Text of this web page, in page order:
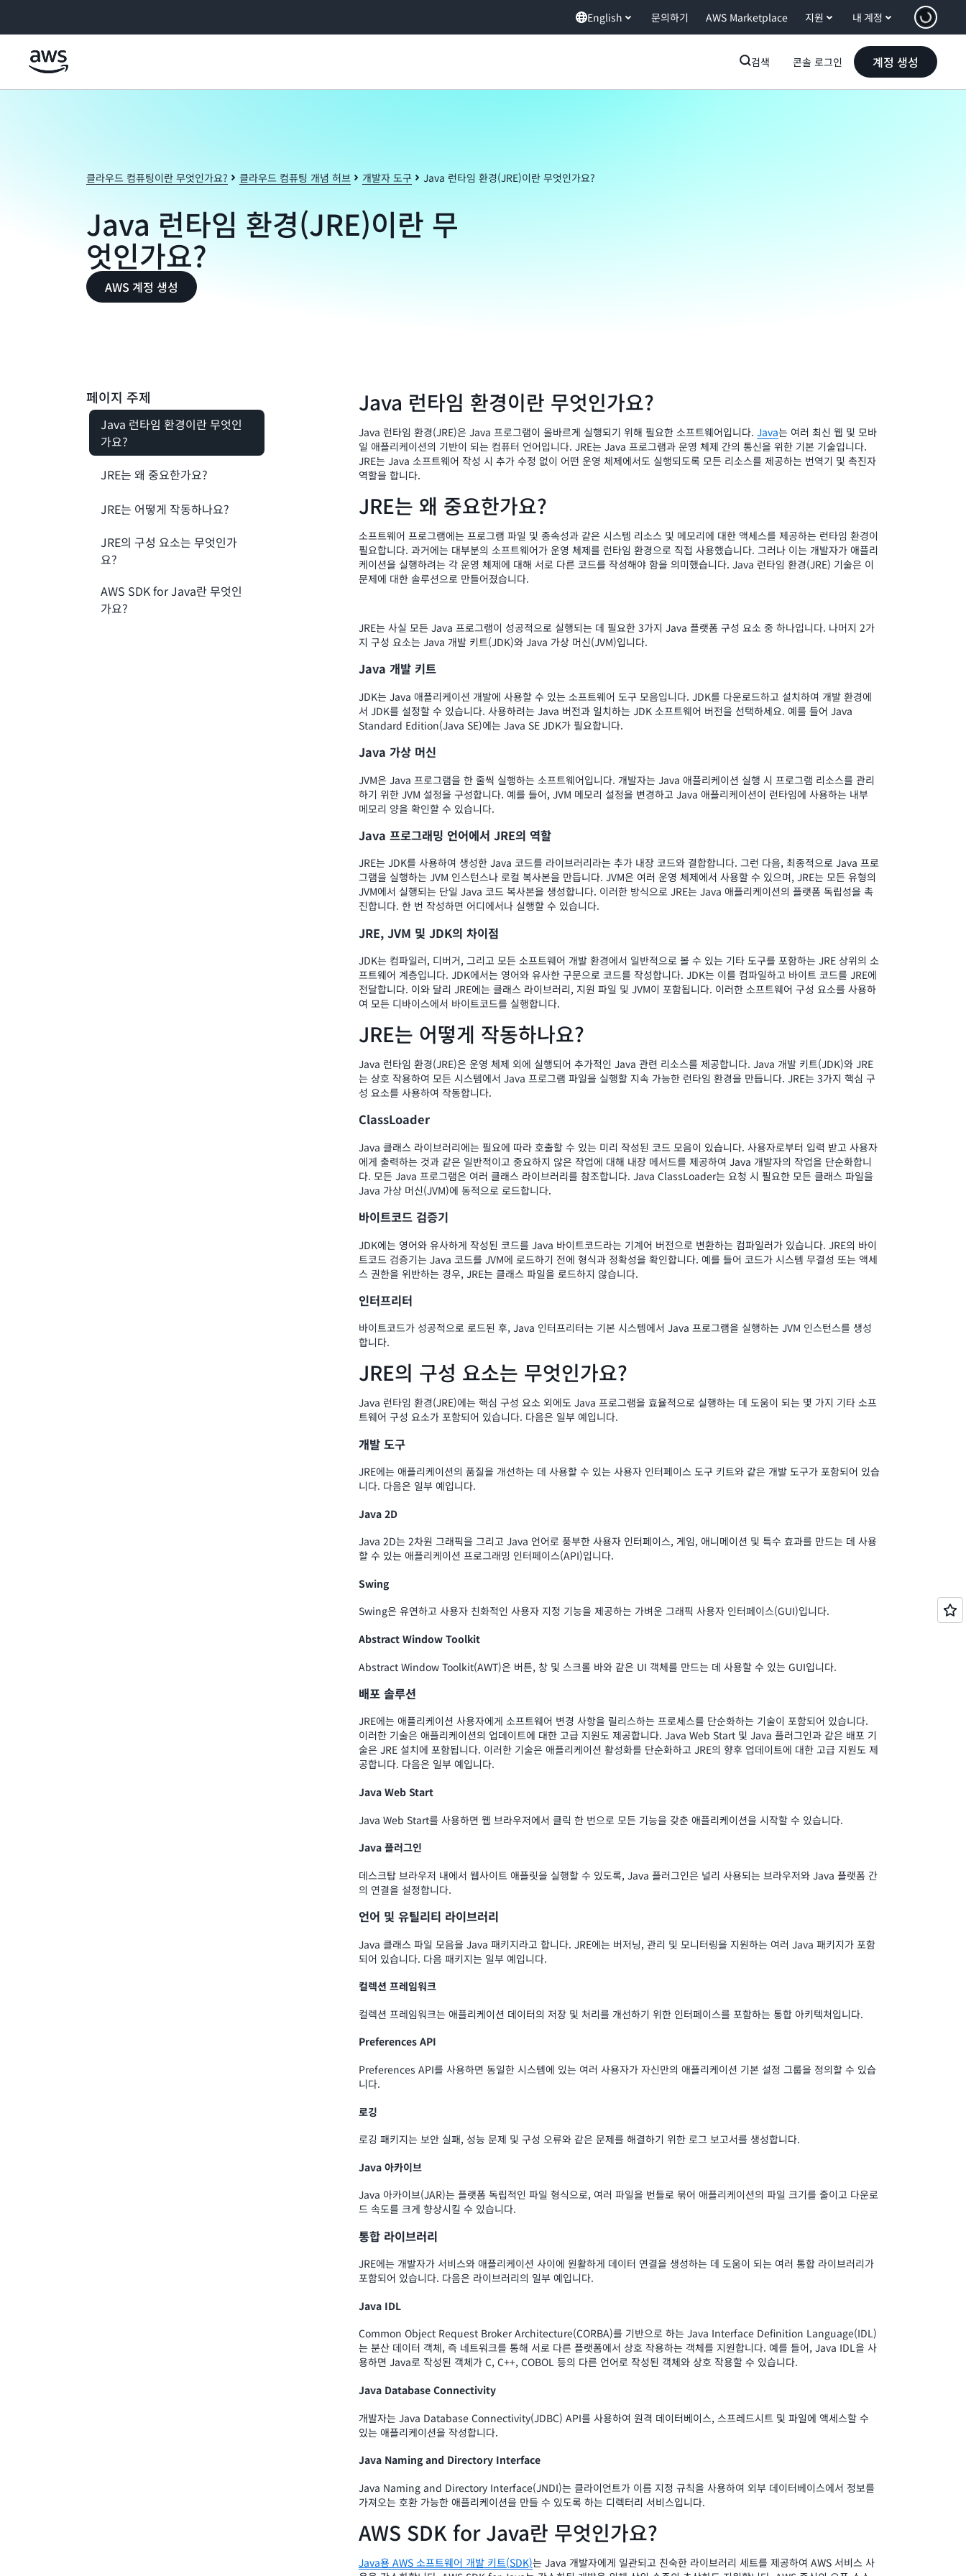
English 문의하기 AWS Marketplace 지원 내 계정
검색 콘솔 로그인 계정 생성
클라우드 컴퓨팅이란 무엇인가요? 클라우드 컴퓨팅 개념 허브 개발자 도구 Java 런타임 환경(JRE)이란 무엇인가요?
Java 런타임 환경(JRE)이란 무
엇인가요?
AWS 계정 생성
페이지 주제
Java 런타임 환경이란 무엇인
가요?
JRE는 왜 중요한가요?
JRE는 어떻게 작동하나요?
JRE의 구성 요소는 무엇인가
요?
AWS SDK for Java란 무엇인
가요?
Java 런타임 환경이란 무엇인가요?
Java 런타임 환경(JRE)은 Java 프로그램이 올바르게 실행되기 위해 필요한 소프트웨어입니다. Java는 여러 최신 웹 및 모바
일 애플리케이션의 기반이 되는 컴퓨터 언어입니다. JRE는 Java 프로그램과 운영 체제 간의 통신을 위한 기본 기술입니다.
JRE는 Java 소프트웨어 작성 시 추가 수정 없이 어떤 운영 체제에서도 실행되도록 모든 리소스를 제공하는 번역기 및 촉진자
역할을 합니다.
JRE는 왜 중요한가요?
소프트웨어 프로그램에는 프로그램 파일 및 종속성과 같은 시스템 리소스 및 메모리에 대한 액세스를 제공하는 런타임 환경이
필요합니다. 과거에는 대부분의 소프트웨어가 운영 체제를 런타임 환경으로 직접 사용했습니다. 그러나 이는 개발자가 애플리
케이션을 실행하려는 각 운영 체제에 대해 서로 다른 코드를 작성해야 함을 의미했습니다. Java 런타임 환경(JRE) 기술은 이
문제에 대한 솔루션으로 만들어졌습니다.
JRE는 사실 모든 Java 프로그램이 성공적으로 실행되는 데 필요한 3가지 Java 플랫폼 구성 요소 중 하나입니다. 나머지 2가
지 구성 요소는 Java 개발 키트(JDK)와 Java 가상 머신(JVM)입니다.
Java 개발 키트
JDK는 Java 애플리케이션 개발에 사용할 수 있는 소프트웨어 도구 모음입니다. JDK를 다운로드하고 설치하여 개발 환경에
서 JDK를 설정할 수 있습니다. 사용하려는 Java 버전과 일치하는 JDK 소프트웨어 버전을 선택하세요. 예를 들어 Java
Standard Edition(Java SE)에는 Java SE JDK가 필요합니다.
Java 가상 머신
JVM은 Java 프로그램을 한 줄씩 실행하는 소프트웨어입니다. 개발자는 Java 애플리케이션 실행 시 프로그램 리소스를 관리
하기 위한 JVM 설정을 구성합니다. 예를 들어, JVM 메모리 설정을 변경하고 Java 애플리케이션이 런타임에 사용하는 내부
메모리 양을 확인할 수 있습니다.
Java 프로그래밍 언어에서 JRE의 역할
JRE는 JDK를 사용하여 생성한 Java 코드를 라이브러리라는 추가 내장 코드와 결합합니다. 그런 다음, 최종적으로 Java 프로
그램을 실행하는 JVM 인스턴스나 로컬 복사본을 만듭니다. JVM은 여러 운영 체제에서 사용할 수 있으며, JRE는 모든 유형의
JVM에서 실행되는 단일 Java 코드 복사본을 생성합니다. 이러한 방식으로 JRE는 Java 애플리케이션의 플랫폼 독립성을 촉
진합니다. 한 번 작성하면 어디에서나 실행할 수 있습니다.
JRE, JVM 및 JDK의 차이점
JDK는 컴파일러, 디버거, 그리고 모든 소프트웨어 개발 환경에서 일반적으로 볼 수 있는 기타 도구를 포함하는 JRE 상위의 소
프트웨어 계층입니다. JDK에서는 영어와 유사한 구문으로 코드를 작성합니다. JDK는 이를 컴파일하고 바이트 코드를 JRE에
전달합니다. 이와 달리 JRE에는 클래스 라이브러리, 지원 파일 및 JVM이 포함됩니다. 이러한 소프트웨어 구성 요소를 사용하
여 모든 디바이스에서 바이트코드를 실행합니다.
JRE는 어떻게 작동하나요?
Java 런타임 환경(JRE)은 운영 체제 외에 실행되어 추가적인 Java 관련 리소스를 제공합니다. Java 개발 키트(JDK)와 JRE
는 상호 작용하여 모든 시스템에서 Java 프로그램 파일을 실행할 지속 가능한 런타임 환경을 만듭니다. JRE는 3가지 핵심 구
성 요소를 사용하여 작동합니다.
ClassLoader
Java 클래스 라이브러리에는 필요에 따라 호출할 수 있는 미리 작성된 코드 모음이 있습니다. 사용자로부터 입력 받고 사용자
에게 출력하는 것과 같은 일반적이고 중요하지 않은 작업에 대해 내장 메서드를 제공하여 Java 개발자의 작업을 단순화합니
다. 모든 Java 프로그램은 여러 클래스 라이브러리를 참조합니다. Java ClassLoader는 요청 시 필요한 모든 클래스 파일을
Java 가상 머신(JVM)에 동적으로 로드합니다.
바이트코드 검증기
JDK에는 영어와 유사하게 작성된 코드를 Java 바이트코드라는 기계어 버전으로 변환하는 컴파일러가 있습니다. JRE의 바이
트코드 검증기는 Java 코드를 JVM에 로드하기 전에 형식과 정확성을 확인합니다. 예를 들어 코드가 시스템 무결성 또는 액세
스 권한을 위반하는 경우, JRE는 클래스 파일을 로드하지 않습니다.
인터프리터
바이트코드가 성공적으로 로드된 후, Java 인터프리터는 기본 시스템에서 Java 프로그램을 실행하는 JVM 인스턴스를 생성
합니다.
JRE의 구성 요소는 무엇인가요?
Java 런타임 환경(JRE)에는 핵심 구성 요소 외에도 Java 프로그램을 효율적으로 실행하는 데 도움이 되는 몇 가지 기타 소프
트웨어 구성 요소가 포함되어 있습니다. 다음은 일부 예입니다.
개발 도구
JRE에는 애플리케이션의 품질을 개선하는 데 사용할 수 있는 사용자 인터페이스 도구 키트와 같은 개발 도구가 포함되어 있습
니다. 다음은 일부 예입니다.
Java 2D
Java 2D는 2차원 그래픽을 그리고 Java 언어로 풍부한 사용자 인터페이스, 게임, 애니메이션 및 특수 효과를 만드는 데 사용
할 수 있는 애플리케이션 프로그래밍 인터페이스(API)입니다.
Swing
Swing은 유연하고 사용자 친화적인 사용자 지정 기능을 제공하는 가벼운 그래픽 사용자 인터페이스(GUI)입니다.
Abstract Window Toolkit
Abstract Window Toolkit(AWT)은 버튼, 창 및 스크롤 바와 같은 UI 객체를 만드는 데 사용할 수 있는 GUI입니다.
배포 솔루션
JRE에는 애플리케이션 사용자에게 소프트웨어 변경 사항을 릴리스하는 프로세스를 단순화하는 기술이 포함되어 있습니다.
이러한 기술은 애플리케이션의 업데이트에 대한 고급 지원도 제공합니다. Java Web Start 및 Java 플러그인과 같은 배포 기
술은 JRE 설치에 포함됩니다. 이러한 기술은 애플리케이션 활성화를 단순화하고 JRE의 향후 업데이트에 대한 고급 지원도 제
공합니다. 다음은 일부 예입니다.
Java Web Start
Java Web Start를 사용하면 웹 브라우저에서 클릭 한 번으로 모든 기능을 갖춘 애플리케이션을 시작할 수 있습니다.
Java 플러그인
데스크탑 브라우저 내에서 웹사이트 애플릿을 실행할 수 있도록, Java 플러그인은 널리 사용되는 브라우저와 Java 플랫폼 간
의 연결을 설정합니다.
언어 및 유틸리티 라이브러리
Java 클래스 파일 모음을 Java 패키지라고 합니다. JRE에는 버저닝, 관리 및 모니터링을 지원하는 여러 Java 패키지가 포함
되어 있습니다. 다음 패키지는 일부 예입니다.
컬렉션 프레임워크
컬렉션 프레임워크는 애플리케이션 데이터의 저장 및 처리를 개선하기 위한 인터페이스를 포함하는 통합 아키텍처입니다.
Preferences API
Preferences API를 사용하면 동일한 시스템에 있는 여러 사용자가 자신만의 애플리케이션 기본 설정 그룹을 정의할 수 있습
니다.
로깅
로깅 패키지는 보안 실패, 성능 문제 및 구성 오류와 같은 문제를 해결하기 위한 로그 보고서를 생성합니다.
Java 아카이브
Java 아카이브(JAR)는 플랫폼 독립적인 파일 형식으로, 여러 파일을 번들로 묶어 애플리케이션의 파일 크기를 줄이고 다운로
드 속도를 크게 향상시킬 수 있습니다.
통합 라이브러리
JRE에는 개발자가 서비스와 애플리케이션 사이에 원활하게 데이터 연결을 생성하는 데 도움이 되는 여러 통합 라이브러리가
포함되어 있습니다. 다음은 라이브러리의 일부 예입니다.
Java IDL
Common Object Request Broker Architecture(CORBA)를 기반으로 하는 Java Interface Definition Language(IDL)
는 분산 데이터 객체, 즉 네트워크를 통해 서로 다른 플랫폼에서 상호 작용하는 객체를 지원합니다. 예를 들어, Java IDL을 사
용하면 Java로 작성된 객체가 C, C++, COBOL 등의 다른 언어로 작성된 객체와 상호 작용할 수 있습니다.
Java Database Connectivity
개발자는 Java Database Connectivity(JDBC) API를 사용하여 원격 데이터베이스, 스프레드시트 및 파일에 액세스할 수
있는 애플리케이션을 작성합니다.
Java Naming and Directory Interface
Java Naming and Directory Interface(JNDI)는 클라이언트가 이름 지정 규칙을 사용하여 외부 데이터베이스에서 정보를
가져오는 호환 가능한 애플리케이션을 만들 수 있도록 하는 디렉터리 서비스입니다.
AWS SDK for Java란 무엇인가요?
Java용 AWS 소프트웨어 개발 키트(SDK)는 Java 개발자에게 일관되고 친숙한 라이브러리 세트를 제공하여 AWS 서비스 사